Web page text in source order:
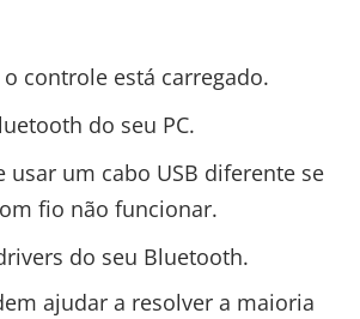
controle está carregado.
do seu PC.
usar um cabo USB diferente se
fio não funcionar.
do seu Bluetooth.
ajudar a resolver a maioria